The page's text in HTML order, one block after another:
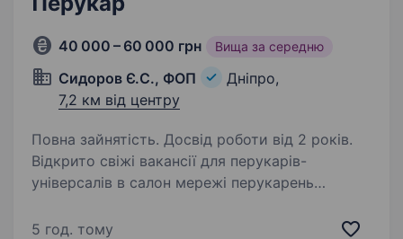
40 000 – 60 000 грн Вища за середню
Сидоров Є.С., ФОП
Дніпро,
7,2 км від центру
Повна зайнятість. Досвід роботи від 2 років.
Відкрито свіжі вакансії для перукарів-
універсалів в салон мережі перукарень
до 60000 грн Безперебійна робота: усі салони
5 год. тому